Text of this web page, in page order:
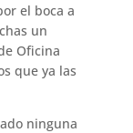
el boca a
un
Oficina
que ya las
ninguna